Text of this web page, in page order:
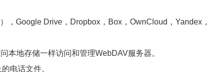
，Google Drive，Dropbox，Box，OwnCloud，Yandex
本地存储一样访问和管理WebDAV服务器。
电话文件。